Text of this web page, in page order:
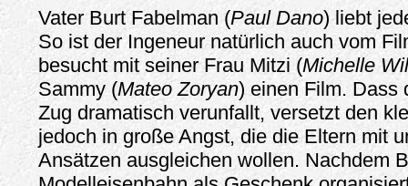
Vater Burt Fabelman (Paul Dano) liebt
So ist der Ingeneur natürlich auch vom
besucht mit seiner Frau Mitzi (Michelle
Sammy (Mateo Zoryan) einen Film. Dass
Zug dramatisch verunfallt, versetzt den
jedoch in große Angst, die die Eltern mit
Ansätzen ausgleichen wollen. Nachdem